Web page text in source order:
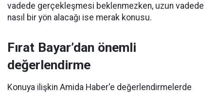
vadede gerçekleşmesi beklenmezken, uzun vadede
nasıl bir yön alacağı ise merak konusu.
Fırat Bayar’dan önemli
değerlendirme
Konuya ilişkin Amida Haber'e değerlendirmelerde